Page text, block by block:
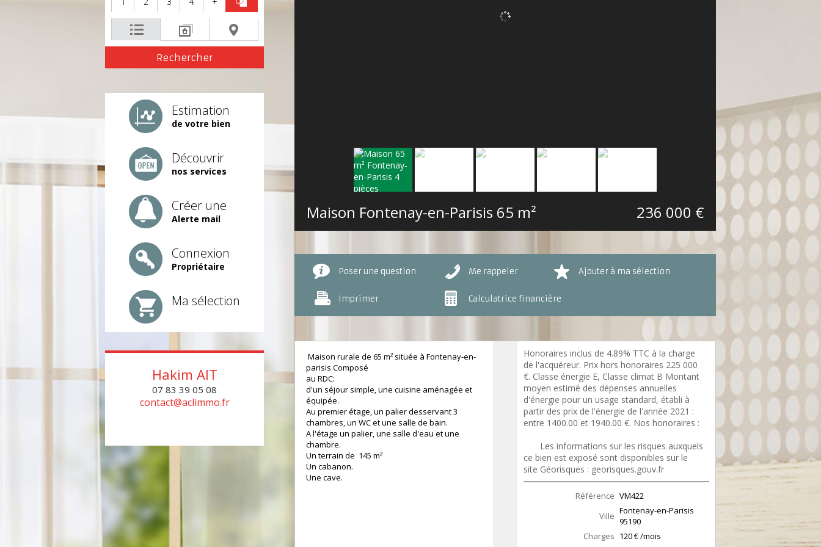
Estimation
de votre bien
Découvrir
nos services
Créer une
Alerte mail
Connexion
Propriétaire
Ma sélection
Hakim AIT
07 83 39 05 08
contact@aclimmo.fr
Maison Fontenay-en-Parisis 65 m² 236 000 €
Poser une question Me rappeler Ajouter à ma sélection
Imprimer Calculatrice financière
Maison rurale de 65 m² située à Fontenay-en-
parisis Composé
au RDC:
d'un séjour simple, une cuisine aménagée et
équipée.
Au premier étage, un palier desservant 3
chambres, un WC et une salle de bain.
A l'étage un palier, une salle d'eau et une
chambre.
Un terrain de 145 m²
Un cabanon.
Une cave.
Honoraires inclus de 4.89% TTC à la charge
de l'acquéreur. Prix hors honoraires 225 000
€. Classe énergie E, Classe climat B Montant
moyen estimé des dépenses annuelles
d'énergie pour un usage standard, établi à
partir des prix de l'énergie de l'année 2021 :
entre 1400.00 et 1940.00 €. Nos honoraires :
Les informations sur les risques auxquels
ce bien est exposé sont disponibles sur le
site Géorisques : georisques.gouv.fr
Référence VM422
Ville Fontenay-en-Parisis
95190
Charges 120 € /mois